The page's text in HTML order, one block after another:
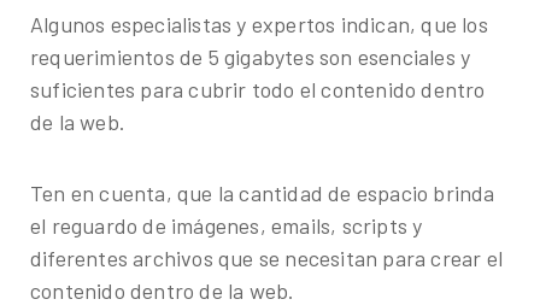
Algunos especialistas y expertos indican, que los
requerimientos de 5 gigabytes son esenciales y
suficientes para cubrir todo el contenido dentro
de la web.
Ten en cuenta, que la cantidad de espacio brinda
el reguardo de imágenes, emails, scripts y
diferentes archivos que se necesitan para crear el
contenido dentro de la web.